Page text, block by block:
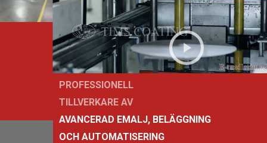
PROFESSIONELL
TILLVERKARE AV
AVANCERAD EMALJ, BELÄGGNING
OCH AUTOMATISERING